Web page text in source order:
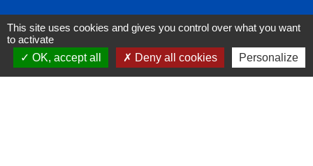
Liens
This site uses cookies and gives you control over what you want
to activate
OK, accept all
Deny all cookies Personalize